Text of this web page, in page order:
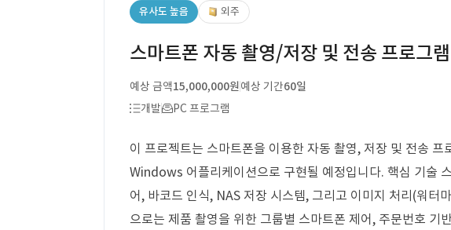
유사도 높음 외주
스마트폰 자동 촬영/저장 및 전송 프로그
예상 금액15,000,000원예상 기간60일
개발
PC 프로그램
이 프로젝트는 스마트폰을 이용한 자동 촬영, 저장 및 전송 프
Windows 어플리케이션으로 구현될 예정입니다. 핵심 기술
어, 바코드 인식, NAS 저장 시스템, 그리고 이미지 처리(워터
으로는 제품 촬영을 위한 그룹별 스마트폰 제어, 주문번호 기